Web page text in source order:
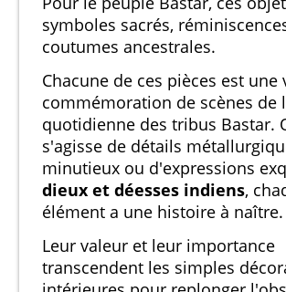
symboles sacrés,
coutumes ancestrales.
Chacune de ces pièces est une
commémoration de scènes de
quotidienne des tribus Bastar.
s'agisse de détails
minutieux ou d'expressions
dieux et déesses indiens,
élément a une histoire à naître.
Leur valeur et leur importance
transcendent les simples